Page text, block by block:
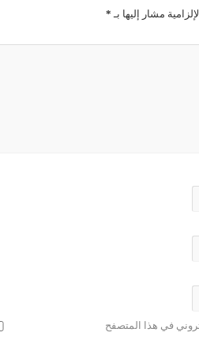
مشار إليها بـ *
في هذا المتصفح